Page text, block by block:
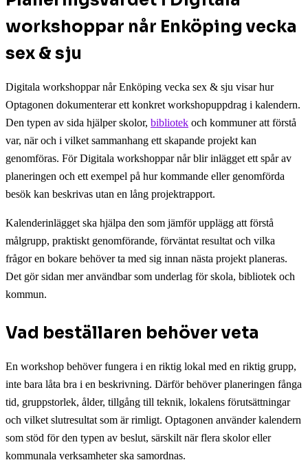
workshoppar når Enköping vecka
sex & sju
Digitala workshoppar når Enköping vecka sex & sju visar hur
Optagonen dokumenterar ett konkret workshopuppdrag i kalendern.
Den typen av sida hjälper skolor, bibliotek och kommuner att förstå
var, när och i vilket sammanhang ett skapande projekt kan
genomföras. För Digitala workshoppar når blir inlägget ett spår av
planeringen och ett exempel på hur kommande eller genomförda
besök kan beskrivas utan en lång projektrapport.
Kalenderinlägget ska hjälpa den som jämför upplägg att förstå
målgrupp, praktiskt genomförande, förväntat resultat och vilka
frågor en bokare behöver ta med sig innan nästa projekt planeras.
Det gör sidan mer användbar som underlag för skola, bibliotek och
kommun.
Vad beställaren behöver veta
En workshop behöver fungera i en riktig lokal med en riktig grupp,
inte bara låta bra i en beskrivning. Därför behöver planeringen fånga
tid, gruppstorlek, ålder, tillgång till teknik, lokalens förutsättningar
och vilket slutresultat som är rimligt. Optagonen använder kalendern
som stöd för den typen av beslut, särskilt när flera skolor eller
kommunala verksamheter ska samordnas.